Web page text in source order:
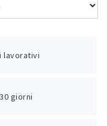
lavorativi
giorni